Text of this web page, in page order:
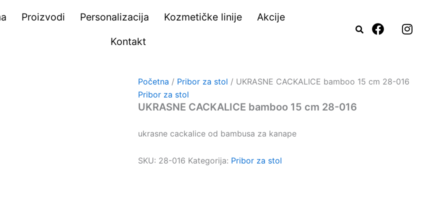
Proizvodi Personalizacija Kozmetičke linije Akcije
Kontakt
F
a
o
I
n
g
Početna / Pribor za stol / UKRASNE CACKALICE bamboo 15 cm 28-016
Pribor za stol
UKRASNE CACKALICE bamboo 15 cm 28-016
ukrasne cackalice od bambusa za kanape
SKU: 28-016 Kategorija: Pribor za stol